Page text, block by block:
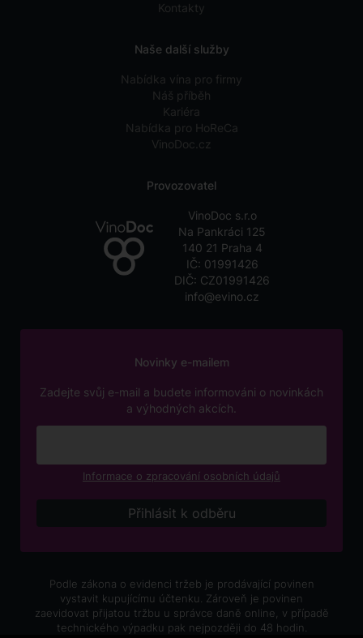
Kontakty
Naše další služby
Nabídka vína pro firmy
Náš příběh
Kariéra
Nabídka pro HoReCa
VinoDoc.cz
Provozovatel
VinoDoc s.r.o
Na Pankráci 125
140 21 Praha 4
IČ: 01991426
DIČ: CZ01991426
info@evino.cz
Novinky e-mailem
Zadejte svůj e-mail a budete informováni o novinkách
a výhodných akcích.
Informace o zpracování osobních údajů
Podle zákona o evidenci tržeb je prodávající povinen
vystavit kupujícímu účtenku. Zároveň je povinen
zaevidovat přijatou tržbu u správce daně online, v případě
technického výpadku pak nejpozději do 48 hodin.